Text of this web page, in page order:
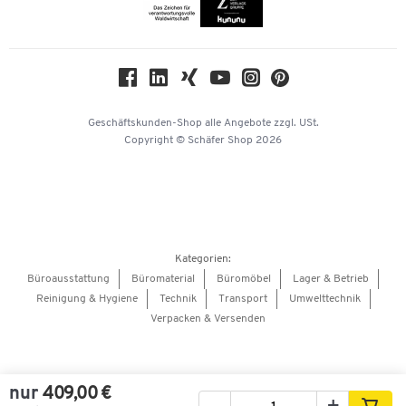
nur 409,00 €
KinderHerz Zukunftsfonds
Barrierefreiheitserklärung
Onlinebewerbung Lieferant
Geschäftskunden-Shop alle Angebote zzgl. USt.
Copyright © Schäfer Shop 2026
Kategorien:
Büroausstattung
Büromaterial Büromöbel
Lager & Betrieb
Reinigung & Hygiene
Technik Transport
Umwelttechnik
Verpacken & Versenden